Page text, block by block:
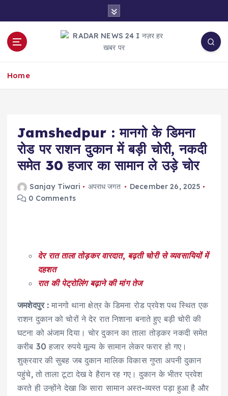
o
Home
Jamshedpur : मानगो के डिमना
रोड पर राशन दुकान में बड़ी चोरी, नकदी
समेत 30 हजार का सामान ले उड़े चोर
Sanjay Tiwari अपराध जगत
December 26, 2025
0 Comments
देर रात ताला तोड़कर वारदात, बढ़ती चोरी से व्यवसायियों में
दहशत
रात की पेट्रोलिंग बढ़ाने की मांग तेज
जमशेदपुर : मानगो थाना क्षेत्र के डिमना रोड प्रवेश पथ स्थित एक
राशन दुकान को चोरों ने देर रात निशाना बनाते हुए बड़ी चोरी की
घटना को अंजाम दिया। चोर दुकान का ताला तोड़कर नकदी समेत
करीब 30 हजार रुपये मूल्य के सामान लेकर फरार हो गए।
शुक्रवार की सुबह जब दुकान मालिक विकास गुप्ता अपनी दुकान
पहुंचे, तो ताला टूटा देख वे हैरान रह गए। दुकान के भीतर प्रवेश
करते ही उन्होंने देखा कि सारा सामान अस्त-व्यस्त पड़ा हुआ है और